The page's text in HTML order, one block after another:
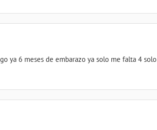
6 meses de embarazo ya solo me falta 4